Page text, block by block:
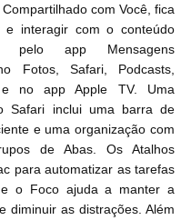
com Você, fica
e interagir com o conteúdo
pelo app Mensagens
Fotos, Safari, Podcasts,
no app Apple TV. Uma
Safari inclui uma barra de
e uma organização com
de Abas. Os Atalhos
para automatizar as tarefas
o Foco ajuda a manter a
diminuir as distrações. Além